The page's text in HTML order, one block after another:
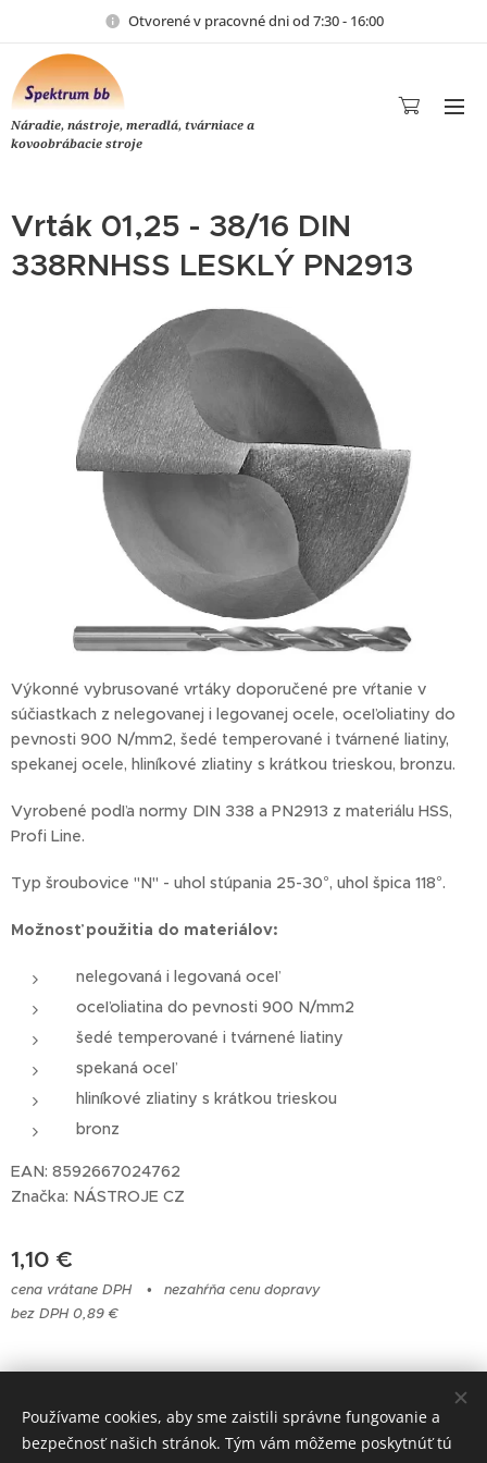
Otvorené v pracovné dni od 7:30 - 16:00
Náradie, nástroje, meradlá, tvárniace a
kovoobrábacie stroje
Vrták 01,25 - 38/16 DIN
338RNHSS LESKLÝ PN2913
Výkonné vybrusované vrtáky doporučené pre vŕtanie v
súčiastkach z nelegovanej i legovanej ocele, oceľoliatiny do
pevnosti 900 N/mm2, šedé temperované i tvárnené liatiny,
spekanej ocele, hliníkové zliatiny s krátkou trieskou, bronzu.
Vyrobené podľa normy DIN 338 a PN2913 z materiálu HSS,
Profi Line.
Typ šroubovice "N" - uhol stúpania 25-30°, uhol špica 118°.
Možnosťpoužitia do materiálov:
nelegovaná i legovaná oceľ
oceľoliatina do pevnosti 900 N/mm2
šedé temperované i tvárnené liatiny
spekaná oceľ
hliníkové zliatiny s krátkou trieskou
bronz
EAN: 8592667024762
Značka: NÁSTROJE CZ
1,10 €
cena vrátane DPH
nezahŕňa cenu dopravy
bez DPH 0,89 €
© 2023 Všetky práva vyhradené
Cookies
Používame cookies, aby sme zaistili správne fungovanie a
bezpečnosť našich stránok. Tým vám môžeme poskytnúť tú